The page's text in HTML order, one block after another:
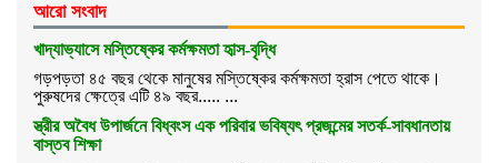
আরো সংবাদ
খাদ্যাভ্যাসে মস্তিষ্কের কর্মক্ষমতা হৃাস-বৃদ্ধি
গড়পড়তা ৪৫ বছর থেকে মানুষের মস্তিষ্কের কর্মক্ষমতা হ্রাস পেতে থাকে।
পুরুষদের ক্ষেত্রে এটি ৪৯ বছর..... ...
স্ত্রীর অবৈধ উপার্জনে বিধ্বংস এক পরিবার ভবিষ্যৎ প্রজন্মের সতর্ক-সাবধানতায়
বাস্তব শিক্ষা